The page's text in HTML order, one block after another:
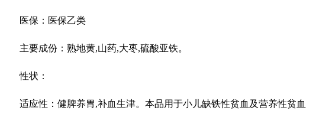
医保：医保乙类
主要成份：熟地黄,山药,大枣,硫酸亚铁。
性状：
适应性：健脾养胃,补血生津。本品用于小儿缺铁性贫血及营养性贫血